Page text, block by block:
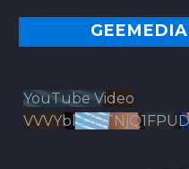
YouTube Video